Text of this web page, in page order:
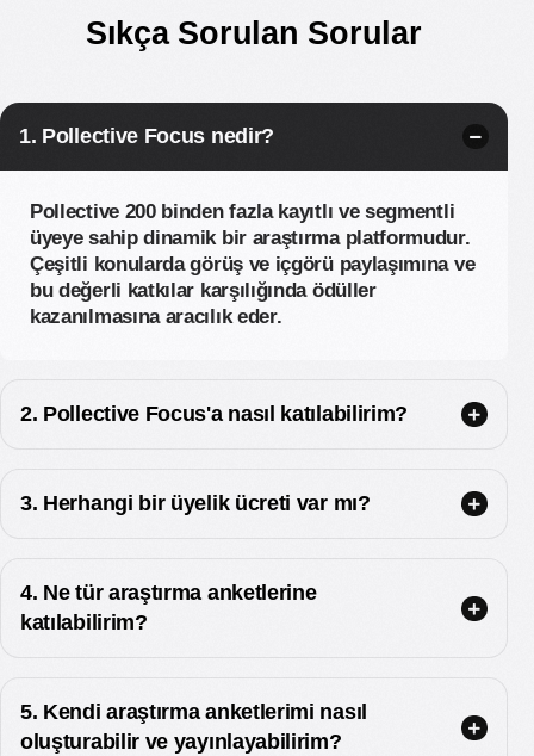
Sıkça Sorulan Sorular
1. Pollective Focus nedir?
Pollective 200 binden fazla kayıtlı ve segmentli
üyeye sahip dinamik bir araştırma platformudur.
Çeşitli konularda görüş ve içgörü paylaşımına ve
bu değerli katkılar karşılığında ödüller
kazanılmasına aracılık eder.
2. Pollective Focus'a nasıl katılabilirim?
3. Herhangi bir üyelik ücreti var mı?
4. Ne tür araştırma anketlerine
katılabilirim?
5. Kendi araştırma anketlerimi nasıl
oluşturabilir ve yayınlayabilirim?